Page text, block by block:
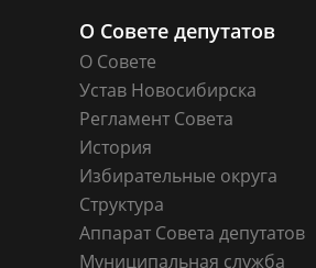
О Совете депутатов
О Совете
Устав Новосибирска
Регламент Совета
История
Избирательные округа
Структура
Аппарат Совета депутатов
Муниципальная служба